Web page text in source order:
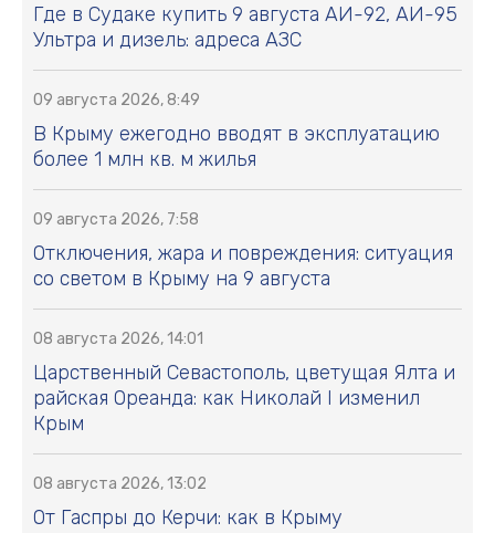
Где в Судаке купить 9 августа АИ-92, АИ-95
Ультра и дизель: адреса АЗС
09 августа 2026, 8:49
В Крыму ежегодно вводят в эксплуатацию
более 1 млн кв. м жилья
09 августа 2026, 7:58
Отключения, жара и повреждения: ситуация
со светом в Крыму на 9 августа
08 августа 2026, 14:01
Царственный Севастополь, цветущая Ялта и
райская Ореанда: как Николай I изменил
Крым
08 августа 2026, 13:02
От Гаспры до Керчи: как в Крыму